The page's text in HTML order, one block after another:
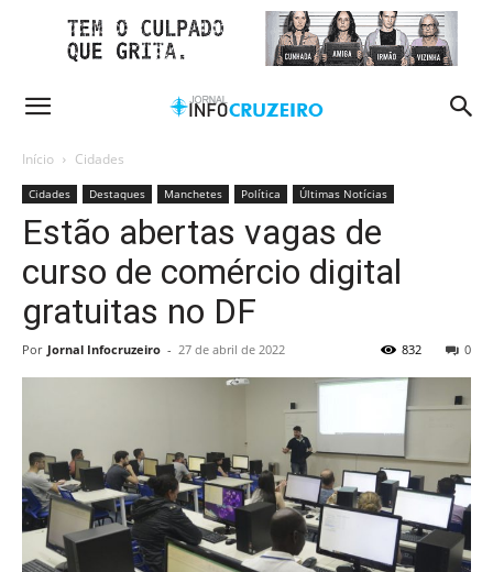
Início Cidades
Cidades Destaques Manchetes Política Últimas Notícias
Estão abertas vagas de
curso de comércio digital
gratuitas no DF
Por Jornal Infocruzeiro - 27 de abril de 2022 0
832